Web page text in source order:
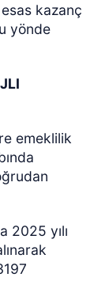
kazanç
yönde
emeklilik
2025 yılı